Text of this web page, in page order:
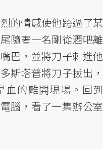
的情感使他跨過了某
隨著一名剛從酒吧離
巴，並將刀子刺進他
斯塔普將刀子拔出，
血的離開現場。回到
腦，看了一集辦公室